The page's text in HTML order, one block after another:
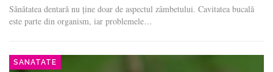
Sănătatea dentară nu ține doar de aspectul zâmbetului. Cavitatea bucală
este parte din organism, iar problemele…
SANATATE